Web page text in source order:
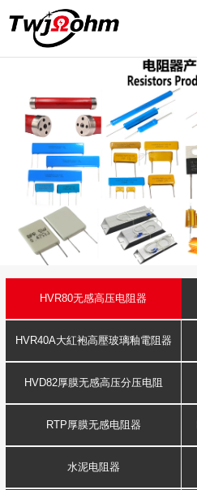
HVR80无感高压电阻器
HVR40A大紅袍高壓玻璃釉電阻器
HVD82厚膜无感高压分压电阻
RTP厚膜无感电阻器
水泥电阻器